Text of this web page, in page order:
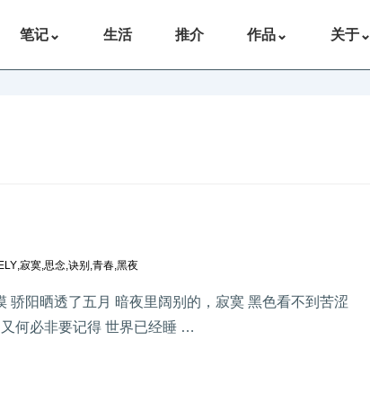
笔记⌄ 生活 推介 作品⌄ 关于⌄
,寂寞,思念,诀别 ,青春,黑夜
骄阳晒透了五月 暗夜里阔别的，寂寞 黑色看不到苦涩
何必非要记得 世界已经睡 …